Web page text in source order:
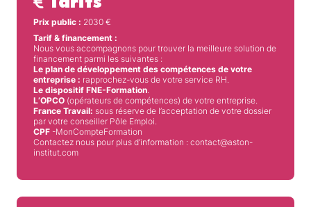
Prix public : 2030 €
Tarif & financement :
Nous vous accompagnons pour trouver la meilleure solution de
financement parmi les suivantes :
Le plan de développement des compétences de votre
entreprise : rapprochez-vous de votre service RH.
Le dispositif FNE-Formation.
L’OPCO (opérateurs de compétences) de votre entreprise.
France Travail: sous réserve de l’acceptation de votre dossier
par votre conseiller Pôle Emploi.
CPF -MonCompteFormation
Contactez nous pour plus d’information : contact@aston-
institut.com